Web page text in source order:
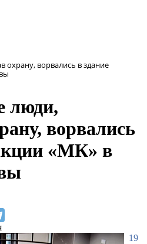
охрану, ворвались в здание
люди,
ворвались
«МК» в
19